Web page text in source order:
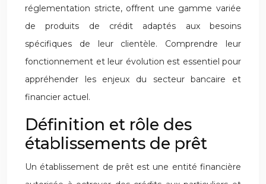
réglementation stricte, offrent une gamme variée
de produits de crédit adaptés aux besoins
spécifiques de leur clientèle. Comprendre leur
fonctionnement et leur évolution est essentiel pour
appréhender les enjeux du secteur bancaire et
financier actuel.
Définition et rôle des
établissements de prêt
Un établissement de prêt est une entité financière